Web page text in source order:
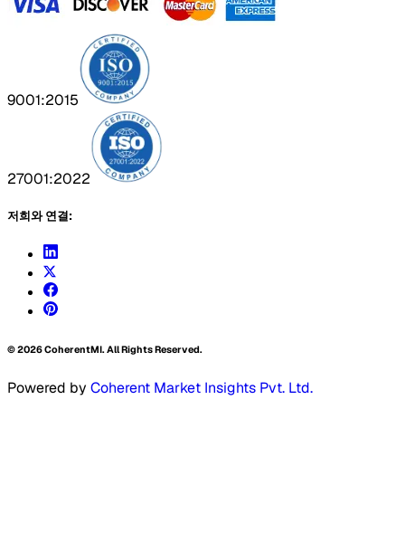
9001:2015
27001:2022
저희와 연결:
©2026CoherentMI. All Rights Reserved.
Powered by Coherent Market Insights Pvt. Ltd.